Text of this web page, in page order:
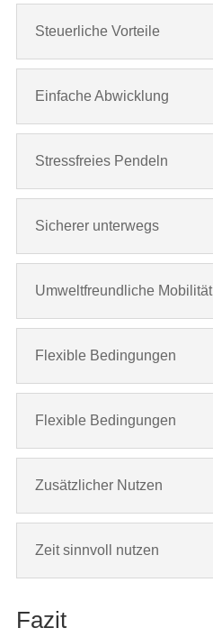
Steuerliche Vorteile
Einfache Abwicklung
Stressfreies Pendeln
Sicherer unterwegs
Umweltfreundliche Mobilität
Flexible Bedingungen
Flexible Bedingungen
Zusätzlicher Nutzen
Zeit sinnvoll nutzen
Fazit